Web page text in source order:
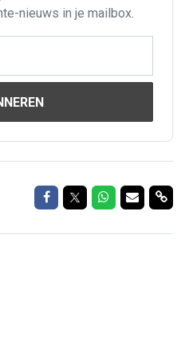
nieuws in je mailbox.
Delen op Facebook
Delen op Twitter
Delen op
Delen